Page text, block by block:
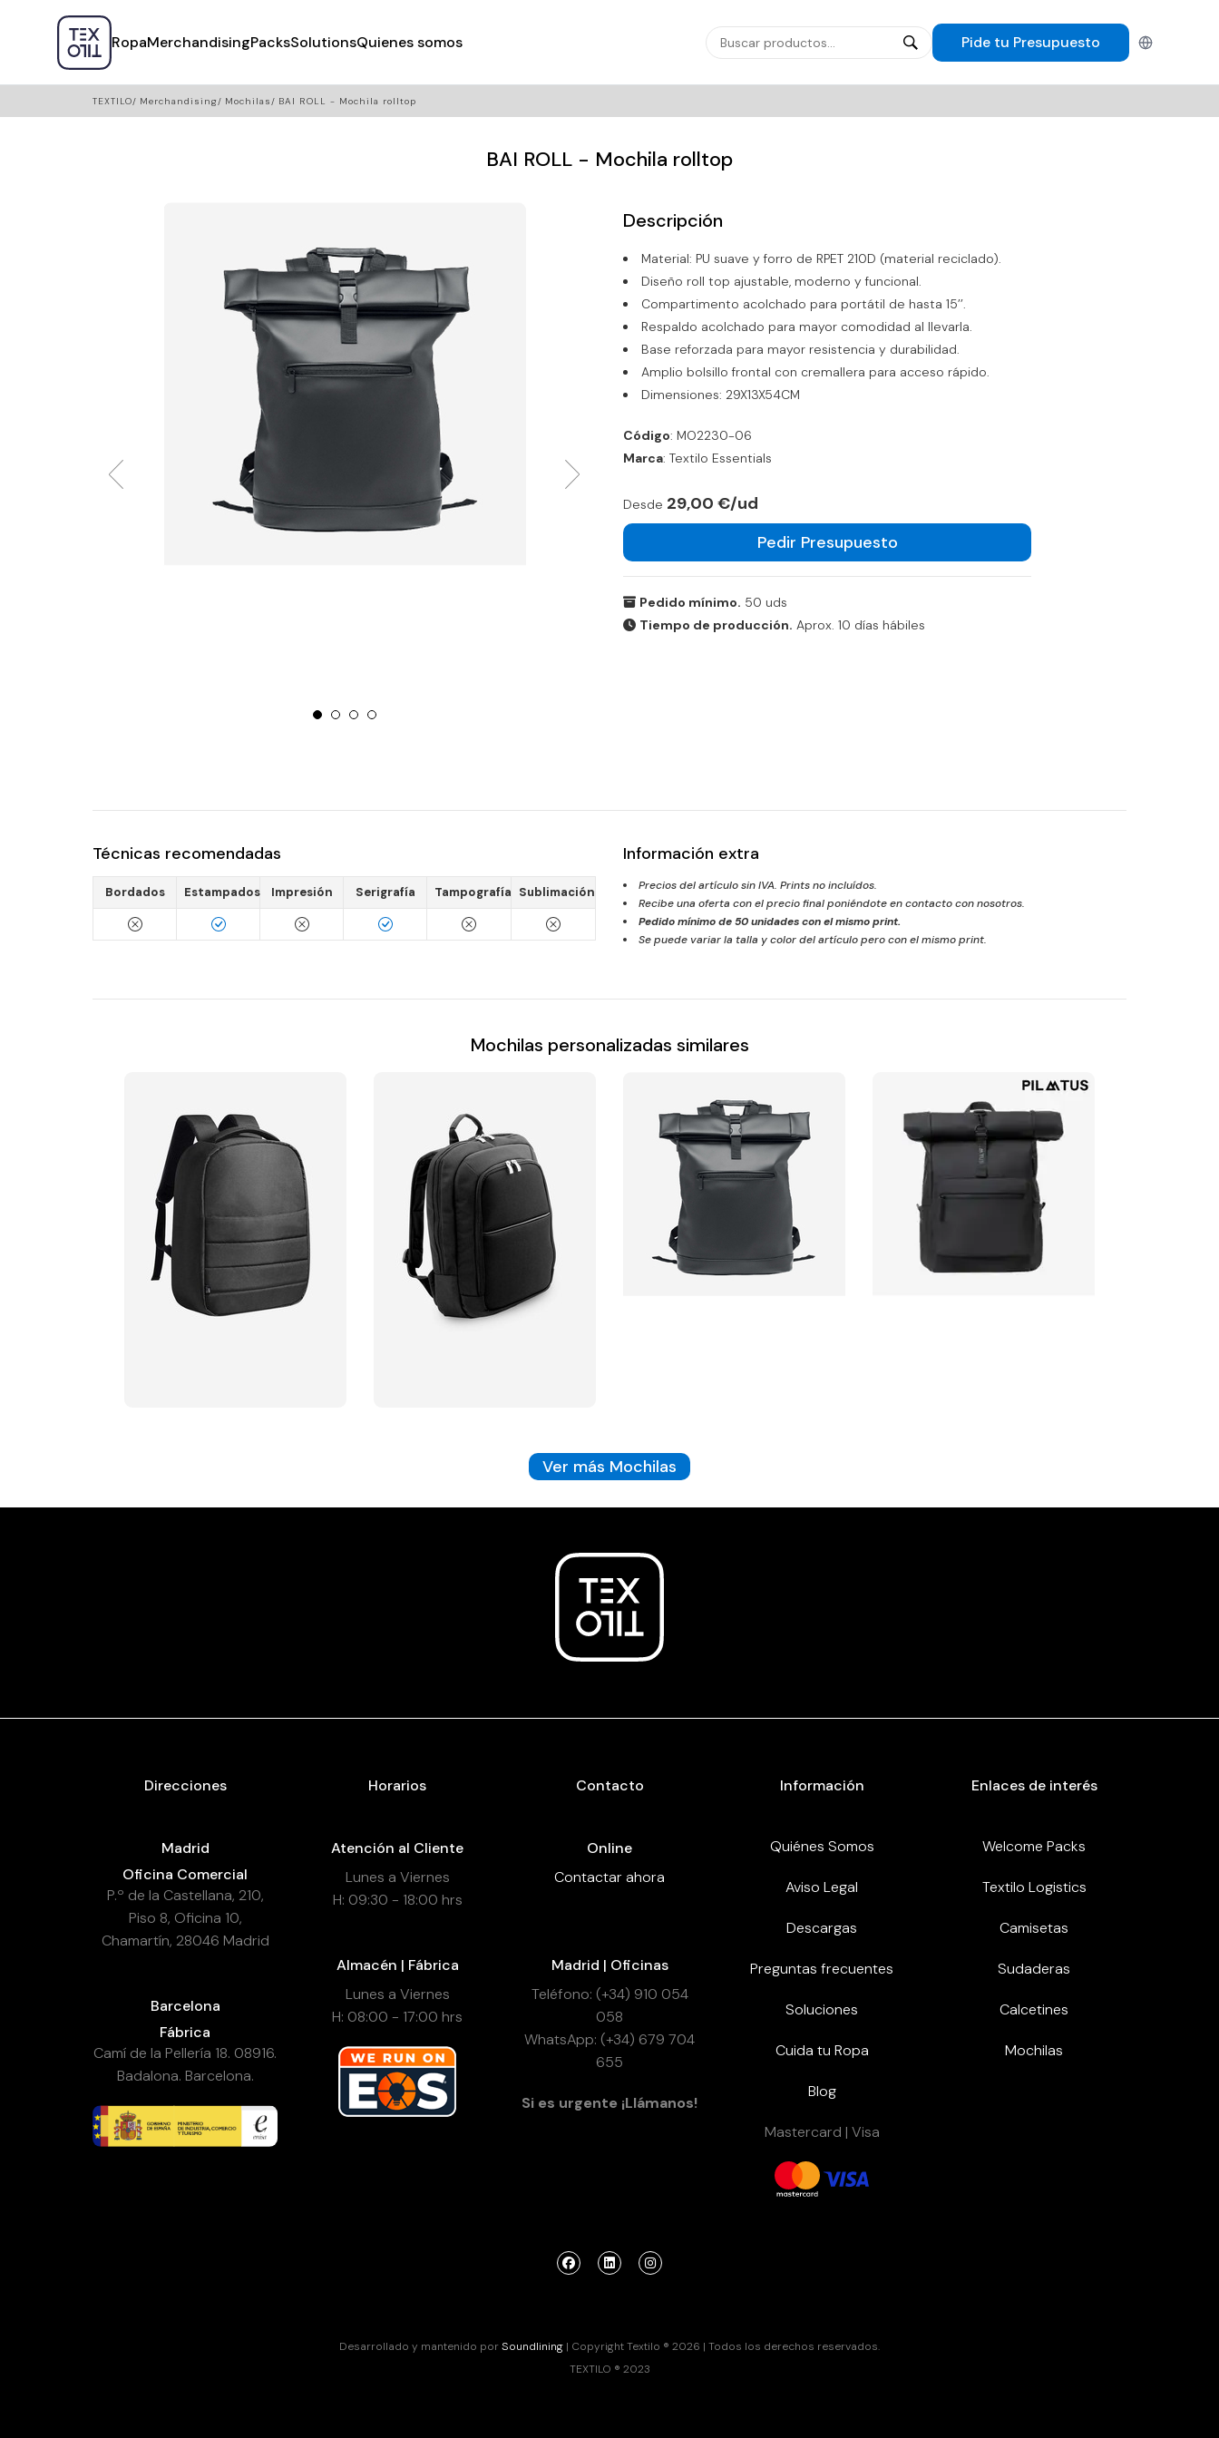
RopaMerchandisingPacksSolutionsQuienes somos Pide tu Presupuesto Español
TEXTILO Merchandising Mochilas BAI ROLL - Mochila rolltop
BAI ROLL - Mochila rolltop
Descripción
Material: PU suave y forro de RPET 210D (material reciclado).
Diseño roll top ajustable, moderno y funcional.
Compartimento acolchado para portátil de hasta 15’’.
Respaldo acolchado para mayor comodidad al llevarla.
Base reforzada para mayor resistencia y durabilidad.
Amplio bolsillo frontal con cremallera para acceso rápido.
Dimensiones: 29X13X54CM
Código: MO2230-06
Marca: Textilo Essentials
Desde 29,00 €/ud
Pedir Presupuesto
Pedido mínimo. 50 uds
Tiempo de producción. Aprox. 10 días hábiles
Técnicas recomendadas
Bordados Estampados Impresión Serigrafía Tampografía Sublimación
Información extra
Precios del artículo sin IVA. Prints no incluídos.
Recibe una oferta con el precio final poniéndote en contacto con nosotros.
Pedido mínimo de50unidades con el mismo print.
Se puede variar la talla y color del artículo pero con el mismo print.
Mochilas personalizadas similares
Ver más Mochilas
Direcciones
Madrid
Oficina Comercial
P.º de la Castellana, 210,
Piso 8, Oficina 10,
Chamartín, 28046 Madrid
Barcelona
Fábrica
Camí de la Pellería 18. 08916.
Badalona. Barcelona.
Horarios
Atención al Cliente
Lunes a Viernes
H: 09:30 - 18:00 hrs
Almacén | Fábrica
Lunes a Viernes
H: 08:00 - 17:00 hrs
Contacto
Online
Contactar ahora
Madrid | Oficinas
Teléfono: (+34) 910 054
058
WhatsApp: (+34) 679 704
655
Si es urgente ¡Llámanos!
Información
Quiénes Somos
Aviso Legal
Descargas
Preguntas frecuentes
Soluciones
Cuida tu Ropa
Blog
Mastercard | Visa
Enlaces de interés
Welcome Packs
Textilo Logistics
Camisetas
Sudaderas
Calcetines
Mochilas
Desarrollado y mantenido porSoundlining | Copyright Textilo ® 2026 | Todos los derechos reservados.
TEXTILO ® 2023